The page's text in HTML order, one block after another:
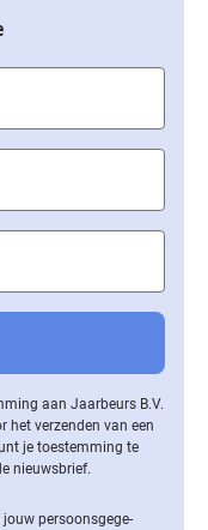
aan Jaarbeurs B.V.
het verzenden van een
je toestemming te
nieuwsbrief.
jouw per­soons­ge­ge­